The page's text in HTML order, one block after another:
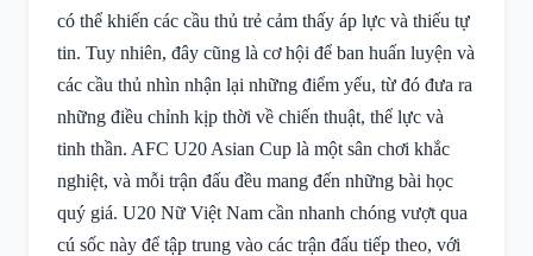
có thể khiến các cầu thủ trẻ cảm thấy áp lực và thiếu tự
tin. Tuy nhiên, đây cũng là cơ hội để ban huấn luyện và
các cầu thủ nhìn nhận lại những điểm yếu, từ đó đưa ra
những điều chỉnh kịp thời về chiến thuật, thể lực và
tinh thần. AFC U20 Asian Cup là một sân chơi khắc
nghiệt, và mỗi trận đấu đều mang đến những bài học
quý giá. U20 Nữ Việt Nam cần nhanh chóng vượt qua
cú sốc này để tập trung vào các trận đấu tiếp theo, với